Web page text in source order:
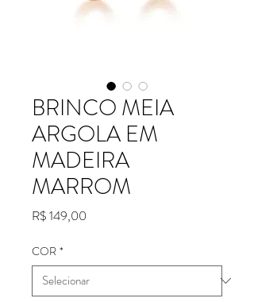
BRINCO MEIA
ARGOLA EM
MADEIRA
MARROM
R$ 149,00
COR *